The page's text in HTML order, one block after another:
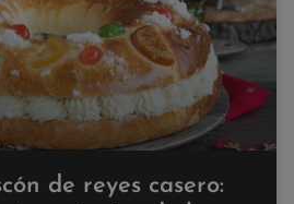
de reyes casero: